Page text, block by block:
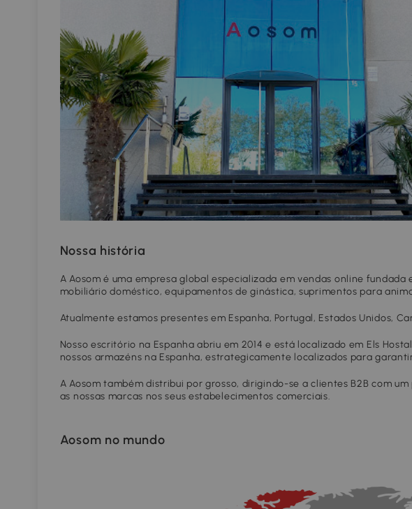
Nossa história
A Aosom é uma empresa global especializada em vendas online
mobiliário doméstico, equipamentos de ginástica, suprimentos para
Atualmente estamos presentes em Espanha, Portugal, Estados Unidos,
Nosso escritório na Espanha abriu em 2014 e está localizado em Els
nossos armazéns na Espanha, estrategicamente localizados para
A Aosom também distribui por grosso, dirigindo-se a clientes B2B com
as nossas marcas nos seus estabelecimentos comerciais.
Aosom no mundo